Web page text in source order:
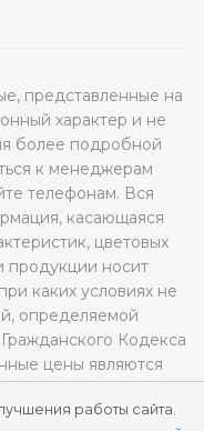
работы сайта.
представленные на
характер и не
более подробной
к менеджерам
телефонам. Вся
касающаяся
цветовых
продукции носит
каких условиях не
определяемой
Кодекса
цены являются
цен.